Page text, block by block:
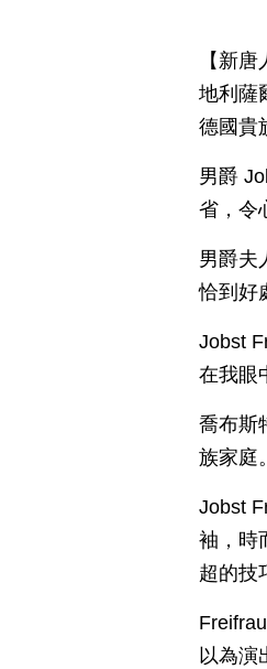
【新
地利薩
德國貴
男爵
省，令
男爵夫
恰到好
Jobst
在我眼
喬布斯
族家庭
Jobst
袖，時
超的技
以為演